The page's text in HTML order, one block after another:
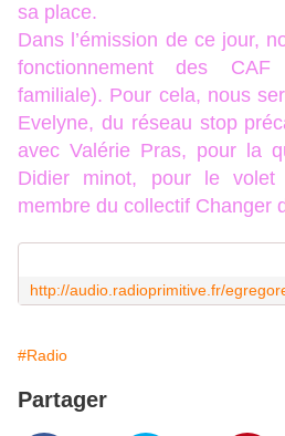
sa place.
Dans l’émission de ce jour,
fonctionnement des CAF
familiale). Pour cela, nous
Evelyne, du réseau stop
avec Valérie Pras, pour la
Didier minot, pour le volet
membre du collectif Changer
#Radio
Partager